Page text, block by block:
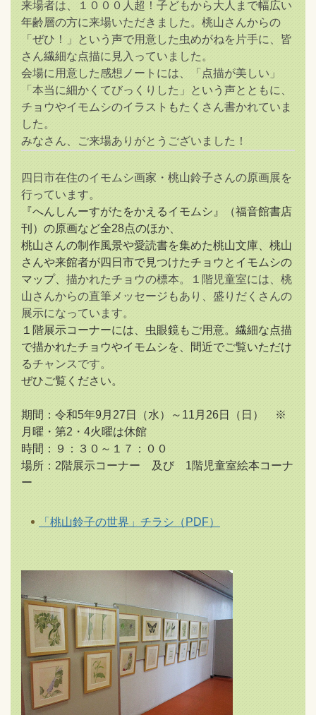
来場者は、１０００人超！子どもから大人まで幅広い
年齢層の方に来場いただきました。桃山さんからの
「ぜひ！」という声で用意した虫めがねを片手に、皆
さん繊細な点描に見入っていました。
会場に用意した感想ノートには、「点描が美しい」
「本当に細かくてびっくりした」という声とともに、
チョウやイモムシのイラストもたくさん書かれていま
した。
みなさん、ご来場ありがとうございました！
四日市在住のイモムシ画家・桃山鈴子さんの原画展を
行っています。
『へんしんーすがたをかえるイモムシ』（福音館書店
刊）の原画など全28点のほか、
桃山さんの制作風景や愛読書を集めた桃山文庫、桃山
さんや来館者が四日市で見つけたチョウとイモムシの
マップ、 描かれたチョウの標本。１階児童室には、桃
山さんからの直筆メッセージもあり、盛りだくさんの
展示になっています。
１階展示コーナーには、虫眼鏡もご用意。繊細な点描
で描かれたチョウやイモムシを、間近でご覧いただけ
るチャンスです。
ぜひご覧ください。
期間：令和5年9月27日（水）～11月26日（日） ※
月曜・第2・4火曜は休館
時間：９：３０～１７：００
場所：2階展示コーナー 及び 1階児童室絵本コーナ
ー
「桃山鈴子の世界」チラシ（PDF）